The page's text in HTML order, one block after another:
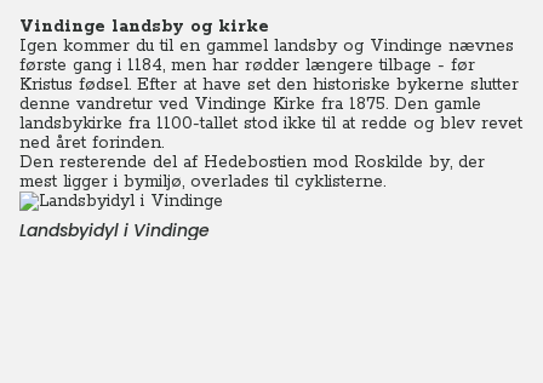
Vindinge landsby og kirke
Igen kommer du til en gammel landsby og Vindinge nævnes
første gang i 1184, men har rødder længere tilbage - før
Kristus fødsel. Efter at have set den historiske bykerne slutter
denne vandretur ved Vindinge Kirke fra 1875. Den gamle
landsbykirke fra 1100-tallet stod ikke til at redde og blev revet
ned året forinden.
Den resterende del af Hedebostien mod Roskilde by, der
mest ligger i bymiljø, overlades til cyklisterne.
Landsbyidyl i Vindinge